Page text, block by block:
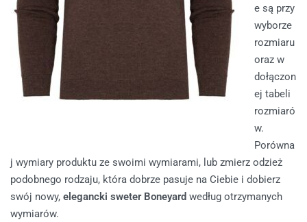
e są przy
wyborze
rozmiaru
oraz w
dołączon
ej tabeli
rozmiaró
w.
Porówna
j wymiary produktu ze swoimi wymiarami, lub zmierz odzież
podobnego rodzaju, która dobrze pasuje na Ciebie i dobierz
swój nowy, elegancki sweter Boneyard według otrzymanych
wymiarów.